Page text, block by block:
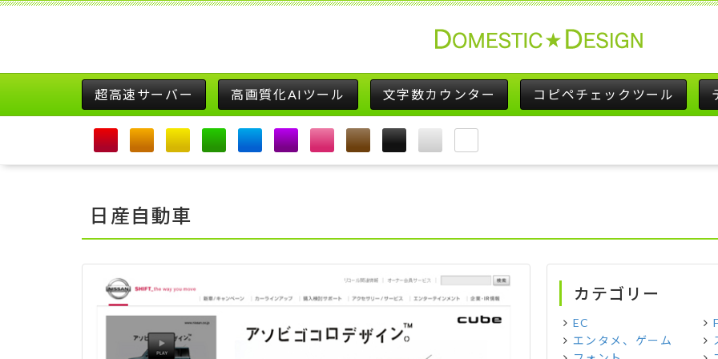
超高速サーバー 高画質化AIツール 文字数カウンター コピペチェックツール
日産自動車
カテゴリー
EC
エンタメ、ゲーム